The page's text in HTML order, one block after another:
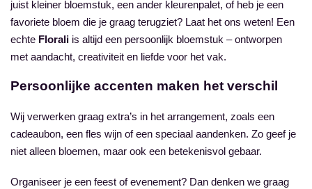
juist kleiner bloemstuk, een ander kleurenpalet, of heb je een
favoriete bloem die je graag terugziet? Laat het ons weten! Een
echte Florali is altijd een persoonlijk bloemstuk – ontworpen
met aandacht, creativiteit en liefde voor het vak.
Persoonlijke accenten maken het verschil
Wij verwerken graag extra’s in het arrangement, zoals een
cadeaubon, een fles wijn of een speciaal aandenken. Zo geef je
niet alleen bloemen, maar ook een betekenisvol gebaar.
Organiseer je een feest of evenement? Dan denken we graag